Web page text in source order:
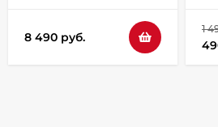
8 490 руб.
1